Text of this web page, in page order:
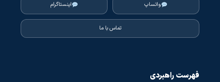
واتساپ اینستاگرام
تماس با ما
فهرست راهبردی